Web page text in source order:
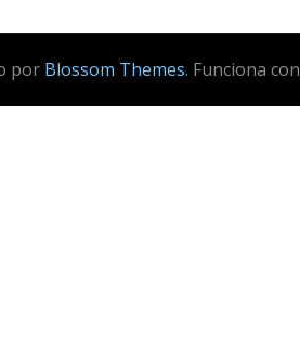
por Blossom Themes. Funciona con